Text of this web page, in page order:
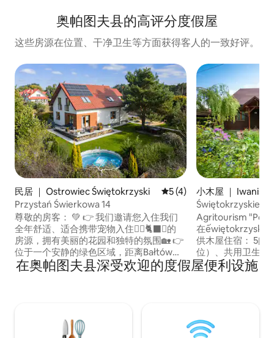
奥帕图夫县的高评分度假屋
这些房源在位置、干净卫生等方面获得客人的一致好评。
民居 ｜ Ostrowiec Świętokrzyski 平均评分 5 分（满分 5 分）
5 (4)
Przystań Świerkowa 14
尊敬的房客： 💚 👉 我们邀请您入住我们
全年舒适、适合携带宠物入住🐕‍🦺🐈‍⬛🦜的
房源，拥有美丽的花园和独特的氛围🏡 👉
位于一个安静的绿色区域，距离Bałtów旅
游综合体仅10分钟车程，这里有JuraPark
🦖、滑雪坡道🏂和许多其他景点，全年都
小木屋 ｜ Iwaniska
Świętokrzyskie山
Agritourism "Pod
在ếwiętokrzyskie山
供木屋住宿： 5间
位）、共用卫生间
屋位于一个安静的
林，远离主干道
在奥帕图夫县深受欢迎的度假屋便利设施